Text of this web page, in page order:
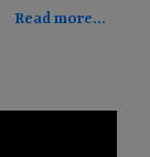
Read more...